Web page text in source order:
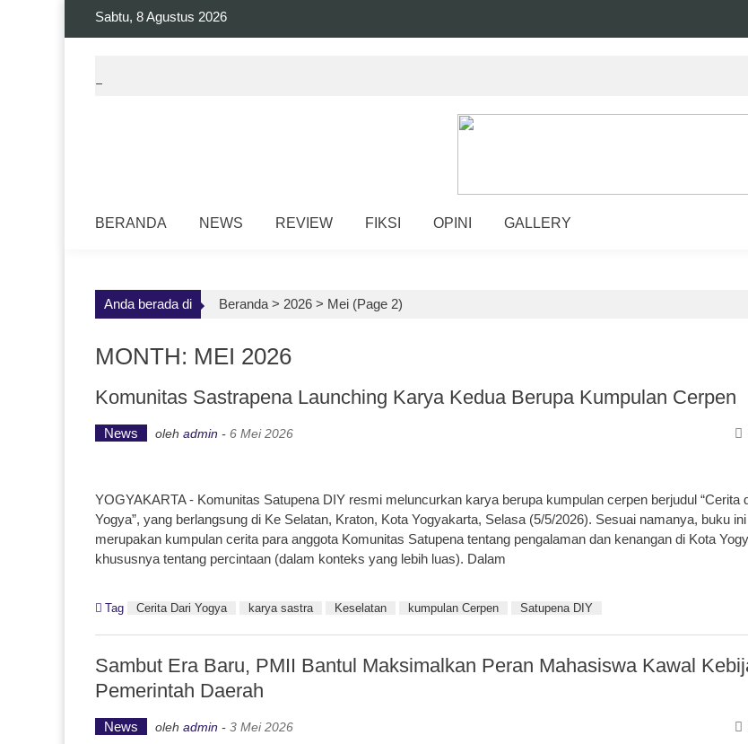
Sabtu, 8 Agustus 2026
BERANDA NEWS REVIEW FIKSI OPINI GALLERY
Anda berada di Beranda > 2026 > Mei (Page 2)
MONTH: MEI 2026
Komunitas Sastrapena Launching Karya Kedua Berupa Kumpulan Cerpen
News oleh admin - 6 Mei 2026
YOGYAKARTA - Komunitas Satupena DIY resmi meluncurkan karya berupa kumpulan cerpen berjudul “Cerita
Yogya”, yang berlangsung di Ke Selatan, Kraton, Kota Yogyakarta, Selasa (5/5/2026). Sesuai namanya, buku ini
merupakan kumpulan cerita para anggota Komunitas Satupena tentang pengalaman dan kenangan di Kota
khususnya tentang percintaan (dalam konteks yang lebih luas). Dalam
Tag Cerita Dari Yogya karya sastra Keselatan kumpulan Cerpen Satupena DIY
Sambut Era Baru, PMII Bantul Maksimalkan Peran Mahasiswa Kawal
Pemerintah Daerah
News oleh admin - 3 Mei 2026